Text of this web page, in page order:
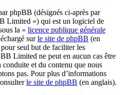
phpBB (désignés ci-après par
Limited ») qui est un logiciel de
la « licence publique générale
surle site de phpBB (en
seul but de faciliter les
Limited ne peut en aucun cas être
conduite et du contenu que nous
pas. Pour plus d’informations
le site de phpBB (en anglais).